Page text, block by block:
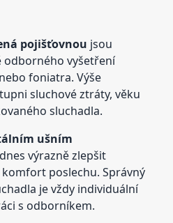
pojišťovnou jsou
odborného vyšetření
foniatra. Výše
sluchové ztráty, věku
sluchadla.
ušním
výrazně zlepšit
poslechu. Správný
je vždy individuální
s odborníkem.